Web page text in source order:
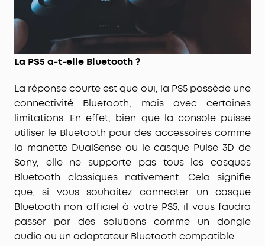
La PS5 a-t-elle Bluetooth ?
La réponse courte est que oui, la PS5 possède une
connectivité Bluetooth, mais avec certaines
limitations. En effet, bien que la console puisse
utiliser le Bluetooth pour des accessoires comme
la manette DualSenseou le casque Pulse 3D de
Sony, elle ne supporte pas tous les casques
Bluetooth classiques nativement. Cela signifie
que, si vous souhaitez connecter un casque
Bluetooth non officiel à votre PS5, il vous faudra
passer par des solutions comme un dongle
audio ou un adaptateur Bluetooth compatible.